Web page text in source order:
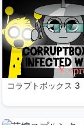
コラプトボックス 3